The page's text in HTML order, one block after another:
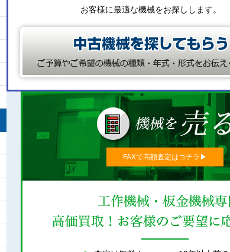
お客様に最適な機械をお探しします。
FAXで高額査定はコチラ▶︎